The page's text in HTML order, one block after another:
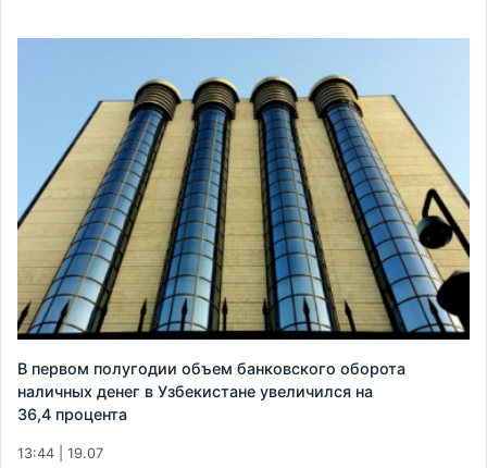
В первом полугодии объем банковского оборота
наличных денег в Узбекистане увеличился на
36,4 процента
13:44 | 19.07